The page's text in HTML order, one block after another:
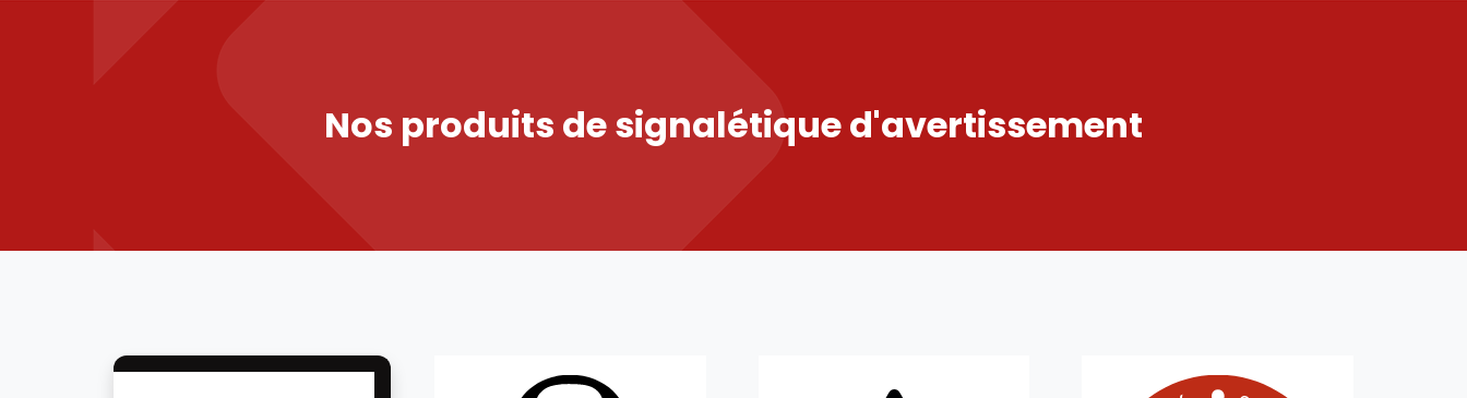
Nos produits de signalétique d'avertissement